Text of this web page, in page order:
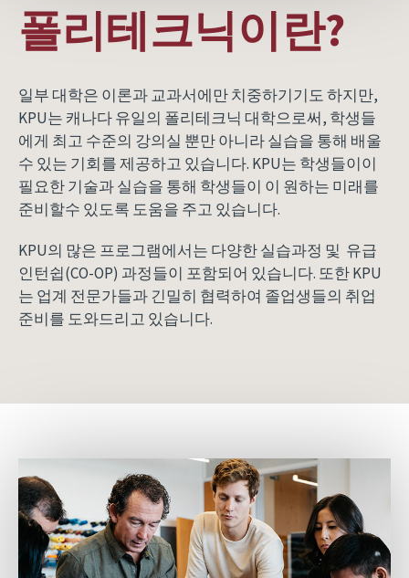
폴리테크닉이란?
일부 대학은 이론과 교과서에만 치중하기기도 하지만,
KPU는 캐나다 유일의 폴리테크닉 대학으로써, 학생들
에게 최고 수준의 강의실 뿐만 아니라 실습을 통해 배울
수 있는 기회를 제공하고 있습니다. KPU는 학생들이이
필요한 기술과 실습을 통해 학생들이 이 원하는 미래를
준비할수 있도록 도움을 주고 있습니다.
KPU의 많은 프로그램에서는 다양한 실습과정 및 유급
인턴쉽(CO-OP) 과정들이 포함되어 있습니다. 또한 KPU
는 업계 전문가들과 긴밀히 협력하여 졸업생들의 취업
준비를 도와드리고 있습니다.